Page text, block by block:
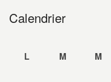
Calendrier
L M M